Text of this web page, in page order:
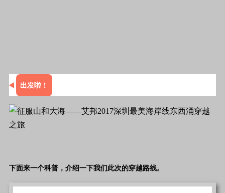
出发啦！
下面来一个科普，介绍一下我们此次的穿越路线。